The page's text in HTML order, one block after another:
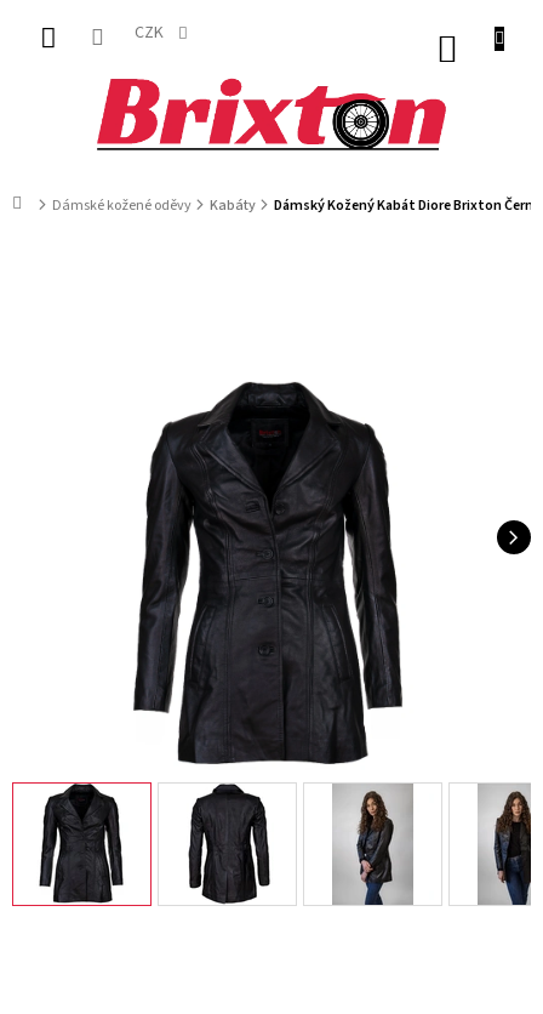
obsah
CZK
DomůDámské kožené oděvy Kabáty Dámský Kožený Kabát Diore Brixton Černý